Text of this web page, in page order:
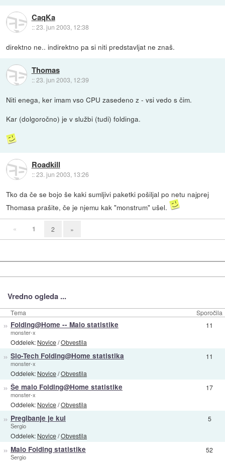
CaqKa
::23. jun 2003, 12:38
direktno ne.. indirektno pa si niti predstavljat ne znaš.
Thomas
::23. jun 2003, 12:39
Niti enega, ker imam vso CPU zasedeno z - vsi vedo s čim.
Kar (dolgoročno) je v službi (tudi) foldinga.
Roadkill
::23. jun 2003, 13:26
Tko da če se bojo še kaki sumljivi paketki pošiljal po netu najprej
Thomasa prašite, če je njemu kak "monstrum" ušel.
« 1 2 »
Vredno ogleda ...
Tema Sporočila
» Folding@Home -- Malo statistike
monster-x
Oddelek: Novice/Obvestila
11
» Slo-Tech Folding@Home statistika
monster-x
Oddelek: Novice/Obvestila
11
» Še malo Folding@Home statistike
monster-x
Oddelek: Novice/Obvestila
17
» Pregibanje je kul
Sergio
Oddelek: Novice/Obvestila
5
» Malo Folding statistike
Sergio
52